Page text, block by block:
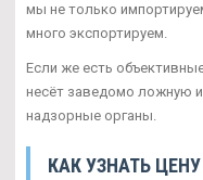
мы не только
много экспортируем.
Если же есть
несёт заведомо ложную
надзорные органы.
КАК УЗНАТЬ